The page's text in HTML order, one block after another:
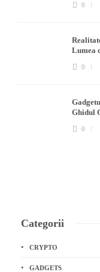
0
Lumea
0
Ghidul
0
Categorii
CRYPTO
GADGETS